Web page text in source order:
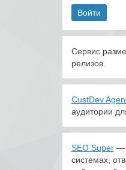
Сервис
релизов.
CustDev
аудитории
SEO Super—
системах,